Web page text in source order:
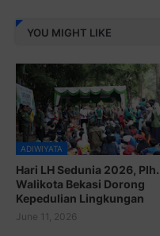
YOU MIGHT LIKE
ADIWIYATA
Hari LH Sedunia 2026, Plh.
Walikota Bekasi Dorong
Kepedulian Lingkungan
June 11, 2026